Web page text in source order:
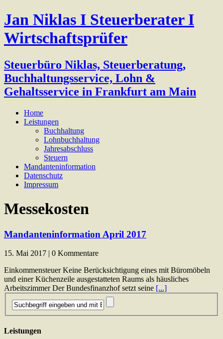
Jan Niklas I Steuerberater I
Wirtschaftsprüfer
Steuerbüro Niklas, Steuerberatung,
Buchhaltungsservice, Lohn &
Gehaltsservice in Frankfurt am Main
Home
Leistungen
Buchhaltung
Lohnbuchhaltung
Jahresabschluss
Steuern
Mandanteninformation
Datenschutz
Impressum
Messekosten
Mandanteninformation April 2017
15. Mai 2017 | 0 Kommentare
Einkommensteuer Keine Berücksichtigung eines mit Büromöbeln
und einer Küchenzeile ausgestatteten Raums als häusliches
Arbeitszimmer Der Bundesfinanzhof setzt seine [...]
Leistungen